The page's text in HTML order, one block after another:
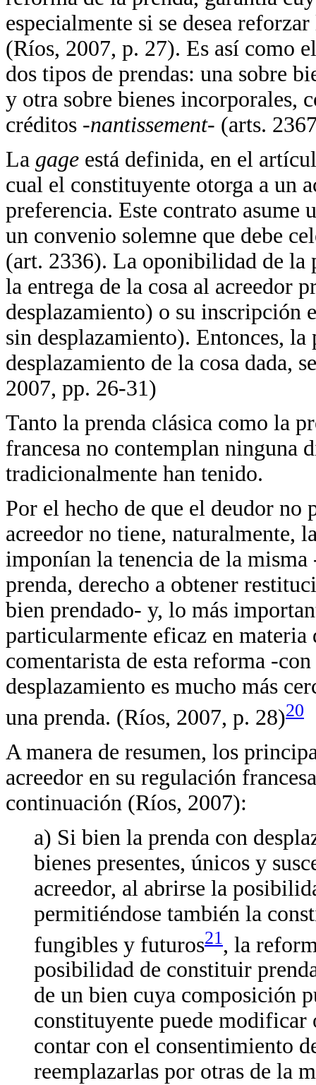
especialmente si se desea
(Ríos, 2007, p. 27). Es así como
dos tipos de prendas: una sobre
y otra sobre bienes incorporales,
créditos -nantissement- (arts.
La gage está definida, en el
cual el constituyente otorga a un
preferencia. Este contrato asume
un convenio solemne que debe
(art. 2336). La oponibilidad de la
la entrega de la cosa al acreedor
desplazamiento) o su inscripción
sin desplazamiento). Entonces,
desplazamiento de la cosa dada,
2007, pp. 26-31)
Tanto la prenda clásica como la
francesa no contemplan ninguna
tradicionalmente han tenido.
Por el hecho de que el deudor no
acreedor no tiene, naturalmente,
imponían la tenencia de la
prenda, derecho a obtener
bien prendado- y, lo más
particularmente eficaz en
comentarista de esta reforma -
desplazamiento es mucho más
una prenda. (Ríos, 2007, p. 28)20
A manera de resumen, los
acreedor en su regulación
continuación (Ríos, 2007):
a) Si bien la prenda con
bienes presentes, únicos y
acreedor, al abrirse la
permitiéndose también la
fungibles y futuros21 , la
posibilidad de constituir
de un bien cuya composición
constituyente puede modificar
contar con el consentimiento
reemplazarlas por otras de la